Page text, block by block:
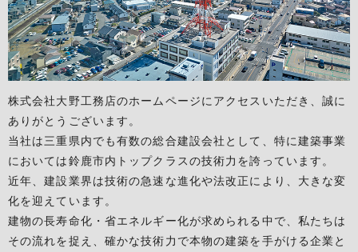
株式会社大野工務店のホームページにアクセスいただき、誠に
ありがとうございます。
当社は三重県内でも有数の総合建設会社として、特に建築事業
においては鈴鹿市内トップクラスの技術力を誇っています。
近年、建設業界は技術の急速な進化や法改正により、大きな変
化を迎えています。
建物の長寿命化・省エネルギー化が求められる中で、私たちは
その流れを捉え、確かな技術力で本物の建築を手がける企業と